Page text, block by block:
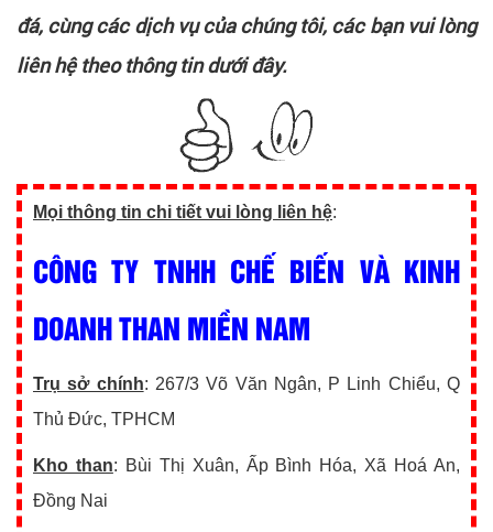
đá, cùng các dịch vụ của chúng tôi, các bạn vui lòng
liên hệ theo thông tin dưới đây.
Mọi thông tin chi tiết vui lòng liên hệ:
CÔNG TY TNHH CHẾ BIẾN VÀ KINH
DOANH THAN MIỀN NAM
Trụ sở chính: 267/3 Võ Văn Ngân, P Linh Chiểu, Q
Thủ Đức, TPHCM
Kho than: Bùi Thị Xuân, Ấp Bình Hóa, Xã Hoá An,
Đồng Nai